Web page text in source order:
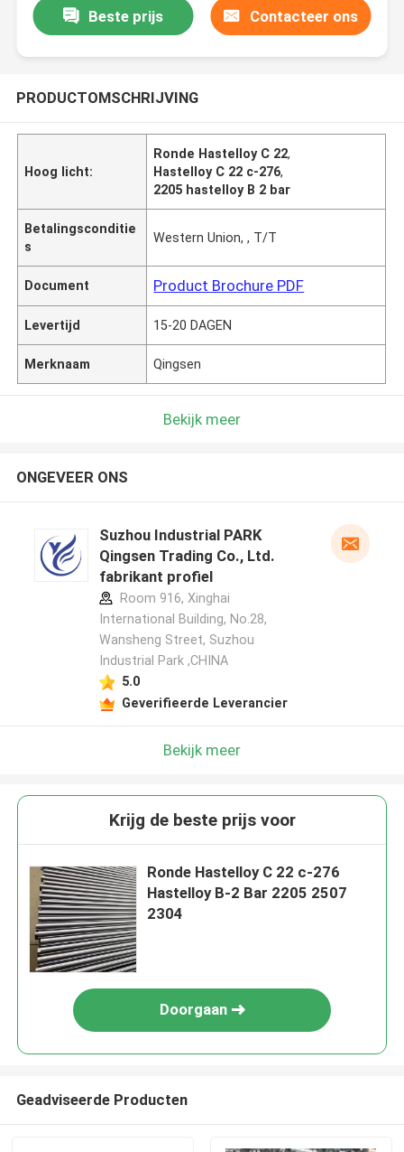
Beste prijs Contacteer ons
PRODUCTOMSCHRIJVING
Hoog licht:
Ronde Hastelloy C 22,
Hastelloy C 22 c-276,
2205 hastelloy B 2 bar
Betalingsconditie
s
Western Union, , T/T
Document Product Brochure PDF
Levertijd 15-20 DAGEN
Merknaam Qingsen
Bekijk meer
ONGEVEER ONS
Suzhou Industrial PARK
Qingsen Trading Co., Ltd.
fabrikant profiel
Room 916, Xinghai
International Building, No.28,
Wansheng Street, Suzhou
Industrial Park ,CHINA
5.0
Geverifieerde Leverancier
Bekijk meer
Krijg de beste prijs voor
Ronde Hastelloy C 22 c-276
Hastelloy B-2 Bar 2205 2507
2304
Doorgaan
Geadviseerde Producten